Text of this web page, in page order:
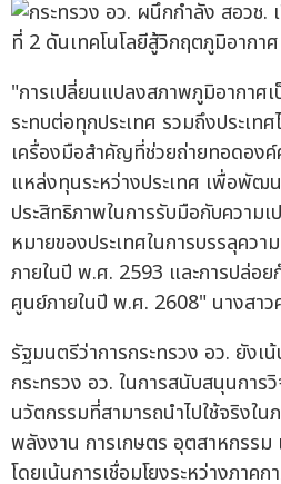
"การเปลี่ยนแปลงสภาพภูมิอากาศ
ระทบต่อทุกประเทศ รวมถึงประเท
เครื่องมือสำคัญที่ช่วยถ่ายทอดองค์
แหล่งทุนระหว่างประเทศ เพื่อพัฒ
ประสิทธิภาพในการรับมือกับความ
หมายของประเทศในการบรรลุควา
ภายในปี พ.ศ. 2593 และการปล่อย
ศูนย์ภายในปี พ.ศ. 2608" นางสาว
รัฐมนตรีว่าการกระทรวง อว. ยังเ
กระทรวง อว. ในการสนับสนุนกา
นวัตกรรมที่สามารถนำไปใช้จริงใ
พลังงาน การเกษตร อุตสาหกรรม
โดยเน้นการเชื่อมโยงระหว่างภาค